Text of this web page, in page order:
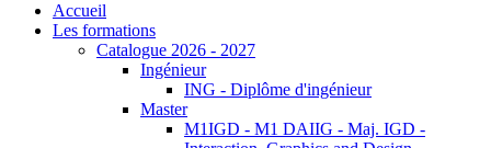
Accueil
Les formations
Catalogue 2026 - 2027
Ingénieur
ING - Diplôme d'ingénieur
Master
M1IGD - M1 DAIIG - Maj. IGD -